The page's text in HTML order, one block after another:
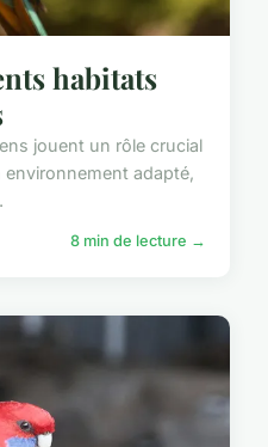
habitats
jouent un rôle crucial
adapté,
8 min de lecture →